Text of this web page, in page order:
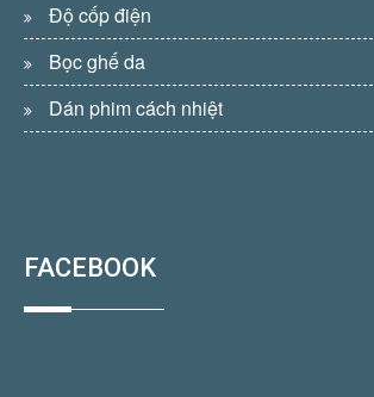
Độ cốp điện
Bọc ghế da
Dán phim cách nhiệt
FACEBOOK